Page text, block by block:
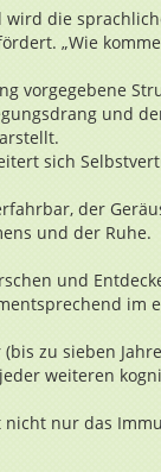
die
„Wie
vorgegebene
und
sich
der
und der Ruhe.
und
zu sieben
weiteren
nur das